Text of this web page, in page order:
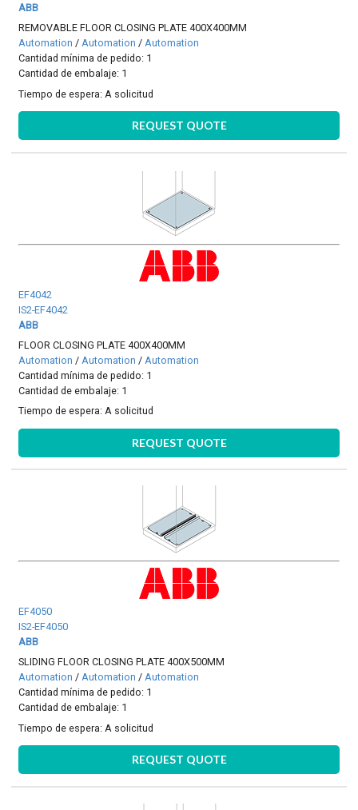
ABB
REMOVABLE FLOOR CLOSING PLATE 400X400MM
Automation /Automation /Automation
Cantidad mínima de pedido: 1
Cantidad de embalaje: 1
Tiempo de espera: A solicitud
REQUEST QUOTE
EF4042
IS2-EF4042
ABB
FLOOR CLOSING PLATE 400X400MM
Automation / Automation / Automation
Cantidad mínima de pedido: 1
Cantidad de embalaje: 1
Tiempo de espera:A solicitud
REQUEST QUOTE
EF4050
IS2-EF4050
ABB
SLIDING FLOOR CLOSING PLATE 400X500MM
Automation /Automation /Automation
Cantidad mínima de pedido: 1
Cantidad de embalaje: 1
Tiempo de espera: A solicitud
REQUEST QUOTE